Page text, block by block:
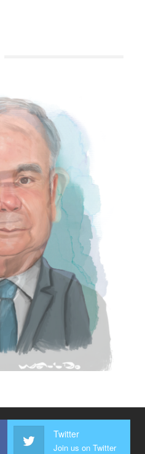
Twitter
Join us on Twitter